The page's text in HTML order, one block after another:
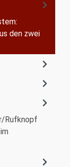
den zwei
Rufknopf